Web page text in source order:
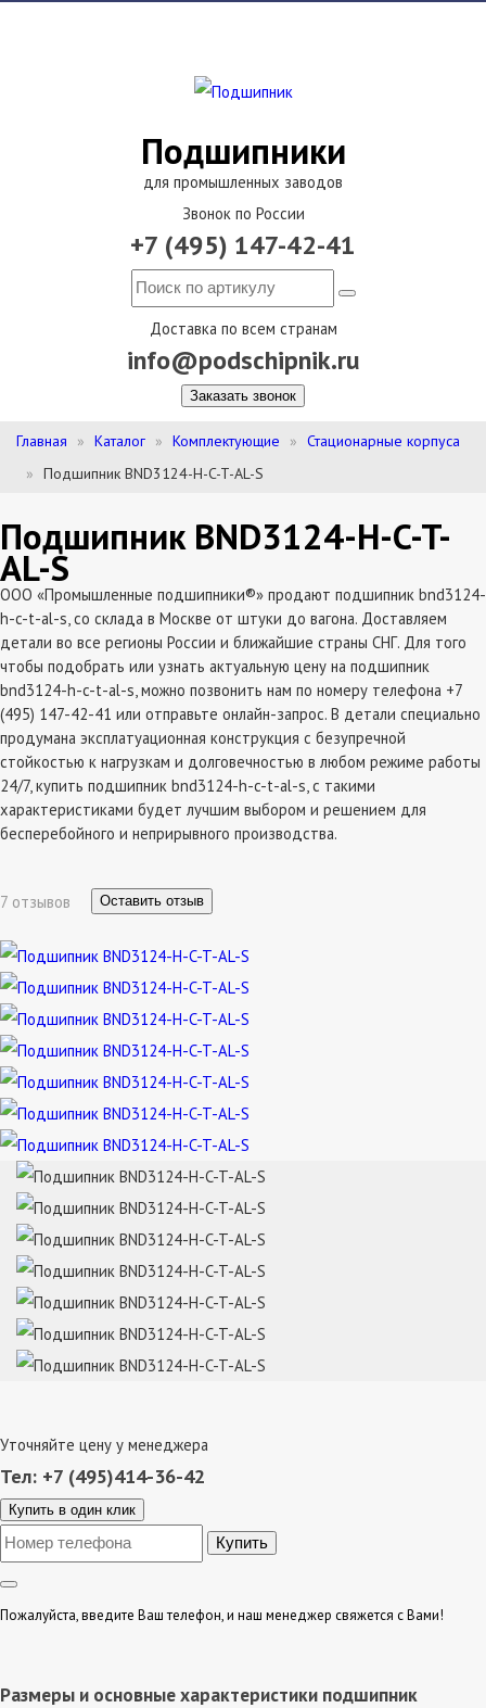
Подшипники
для промышленных заводов
Звонок по России
+7 (495) 147-42-41
Доставка по всем странам
info@podschipnik.ru
Заказать звонок
Главная Каталог Комплектующие
Стационарные корпуса
Подшипник BND3124-H-C-T-AL-S
Подшипник BND3124-H-C-T-
AL-S
ООО «Промышленные подшипники®» продают подшипник bnd3124-
h-c-t-al-s, со склада в Москве от штуки до вагона. Доставляем
детали во все регионы России и ближайшие страны СНГ. Для того
чтобы подобрать или узнать актуальную цену на подшипник
bnd3124-h-c-t-al-s, можно позвонить нам по номеру телефона +7
(495) 147-42-41 или отправьте онлайн-запрос. В детали специально
продумана эксплатуационная конструкция с безупречной
стойкостью к нагрузкам и долговечностью в любом режиме работы
24/7, купить подшипник bnd3124-h-c-t-al-s, с такими
характеристиками будет лучшим выбором и решением для
бесперебойного и неприрывного производства.
7 отзывов Оставить отзыв
Уточняйте цену у менеджера
Тел: +7 (495)414-36-42
Купить в один клик
Пожалуйста, введите Ваш телефон, и наш менеджер свяжется с Вами!
Размеры и основные характеристики подшипник